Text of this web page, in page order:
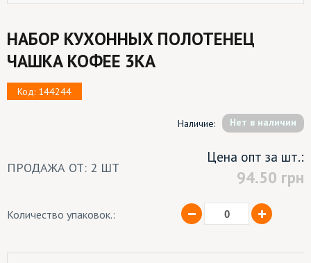
НАБОР КУХОННЫХ ПОЛОТЕНЕЦ
ЧАШКА КОФЕЕ 3КА
Код: 144244
Наличие: Hет в наличии
ПРОДАЖА ОТ: 2 ШТ
Цена опт за шт.:
94.50 грн
Количество упаковок.: